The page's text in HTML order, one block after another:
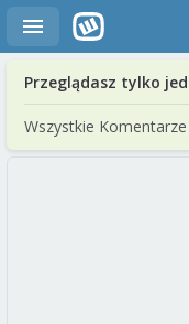
Przeglądasz tylko
Wszystkie